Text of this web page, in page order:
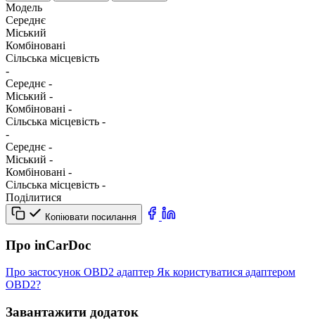
Модель
Середнє
Міський
Комбіновані
Сільська місцевість
-
Середнє -
Міський -
Комбіновані -
Сільська місцевість -
-
Середнє -
Міський -
Комбіновані -
Сільська місцевість -
Поділитися
Копіювати посилання
Про inCarDoc
Про застосунок OBD2 адаптер Як користуватися адаптером
OBD2?
Завантажити додаток